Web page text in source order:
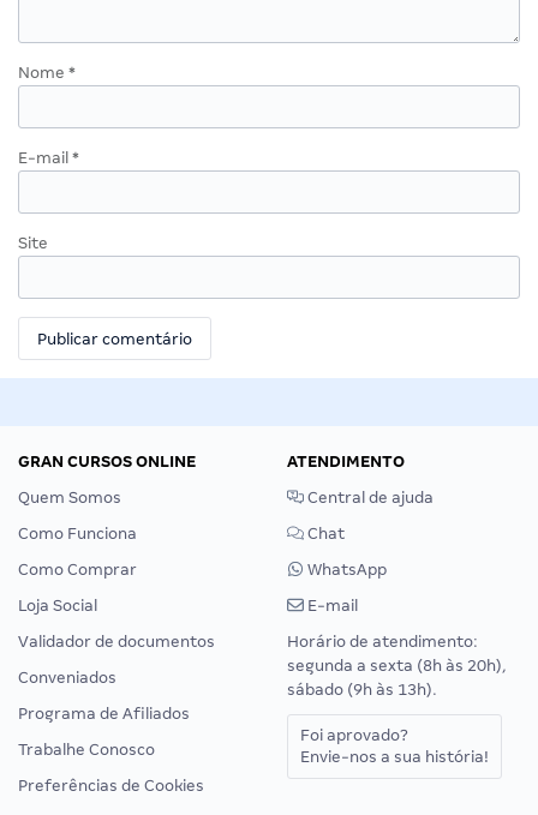
Nome *
E-mail *
Site
GRAN CURSOS ONLINE
Quem Somos
Como Funciona
Como Comprar
Loja Social
Validador de documentos
Conveniados
Programa de Afiliados
Trabalhe Conosco
Preferências de Cookies
ATENDIMENTO
Central de ajuda
Chat
WhatsApp
E-mail
Horário de atendimento:
segunda a sexta (8h às 20h),
sábado (9h às 13h).
Foi aprovado?
Envie-nos a sua história!